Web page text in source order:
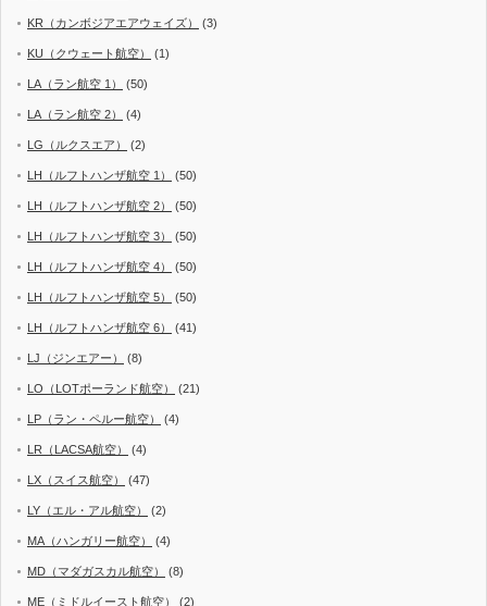
KR（カンボジアエアウェイズ） (3)
KU（クウェート航空） (1)
LA（ラン航空 1） (50)
LA（ラン航空 2） (4)
LG（ルクスエア） (2)
LH（ルフトハンザ航空 1） (50)
LH（ルフトハンザ航空 2） (50)
LH（ルフトハンザ航空 3） (50)
LH（ルフトハンザ航空 4） (50)
LH（ルフトハンザ航空 5） (50)
LH（ルフトハンザ航空 6） (41)
LJ（ジンエアー） (8)
LO（LOTポーランド航空） (21)
LP（ラン・ペルー航空） (4)
LR（LACSA航空） (4)
LX（スイス航空） (47)
LY（エル・アル航空） (2)
MA（ハンガリー航空） (4)
MD（マダガスカル航空） (8)
ME（ミドルイースト航空） (2)